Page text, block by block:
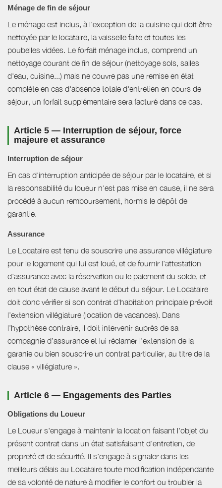
Ménage de fin de séjour
Le ménage est inclus, à l'exception de la cuisine qui doit être
nettoyée par le locataire, la vaisselle faite et toutes les
poubelles vidées. Le forfait ménage inclus, comprend un
nettoyage courant de fin de séjour (nettoyage sols, salles
d'eau, cuisine...) mais ne couvre pas une remise en état
complète en cas d'absence totale d'entretien en cours de
séjour, un forfait supplémentaire sera facturé dans ce cas.
Article 5 — Interruption de séjour, force
majeure et assurance
Interruption de séjour
En cas d'interruption anticipée de séjour par le locataire, et si
la responsabilité du loueur n'est pas mise en cause, il ne sera
procédé à aucun remboursement, hormis le dépôt de
garantie.
Assurance
Le Locataire est tenu de souscrire une assurance villégiature
pour le logement qui lui est loué, et de fournir l'attestation
d'assurance avec la réservation ou le paiement du solde, et
en tout état de cause avant le début du séjour. Le Locataire
doit donc vérifier si son contrat d'habitation principale prévoit
l’extension villégiature (location de vacances). Dans
l’hypothèse contraire, il doit intervenir auprès de sa
compagnie d’assurance et lui réclamer l’extension de la
garanie ou bien souscrire un contrat particulier, au titre de la
clause « villégiature ».
Article 6 — Engagements des Parties
Obligations du Loueur
Le Loueur s'engage à maintenir la location faisant l'objet du
présent contrat dans un état satisfaisant d'entretien, de
propreté et de sécurité. Il s'engage à signaler dans les
meilleurs délais au Locataire toute modification indépendante
de sa volonté de nature à modifier le confort ou troubler la